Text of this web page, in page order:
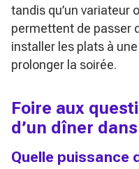
tandis qu’un variateur
permettent de passer
installer les plats à
prolonger la soirée.
Foire aux
d’un dîner
Quelle puissance